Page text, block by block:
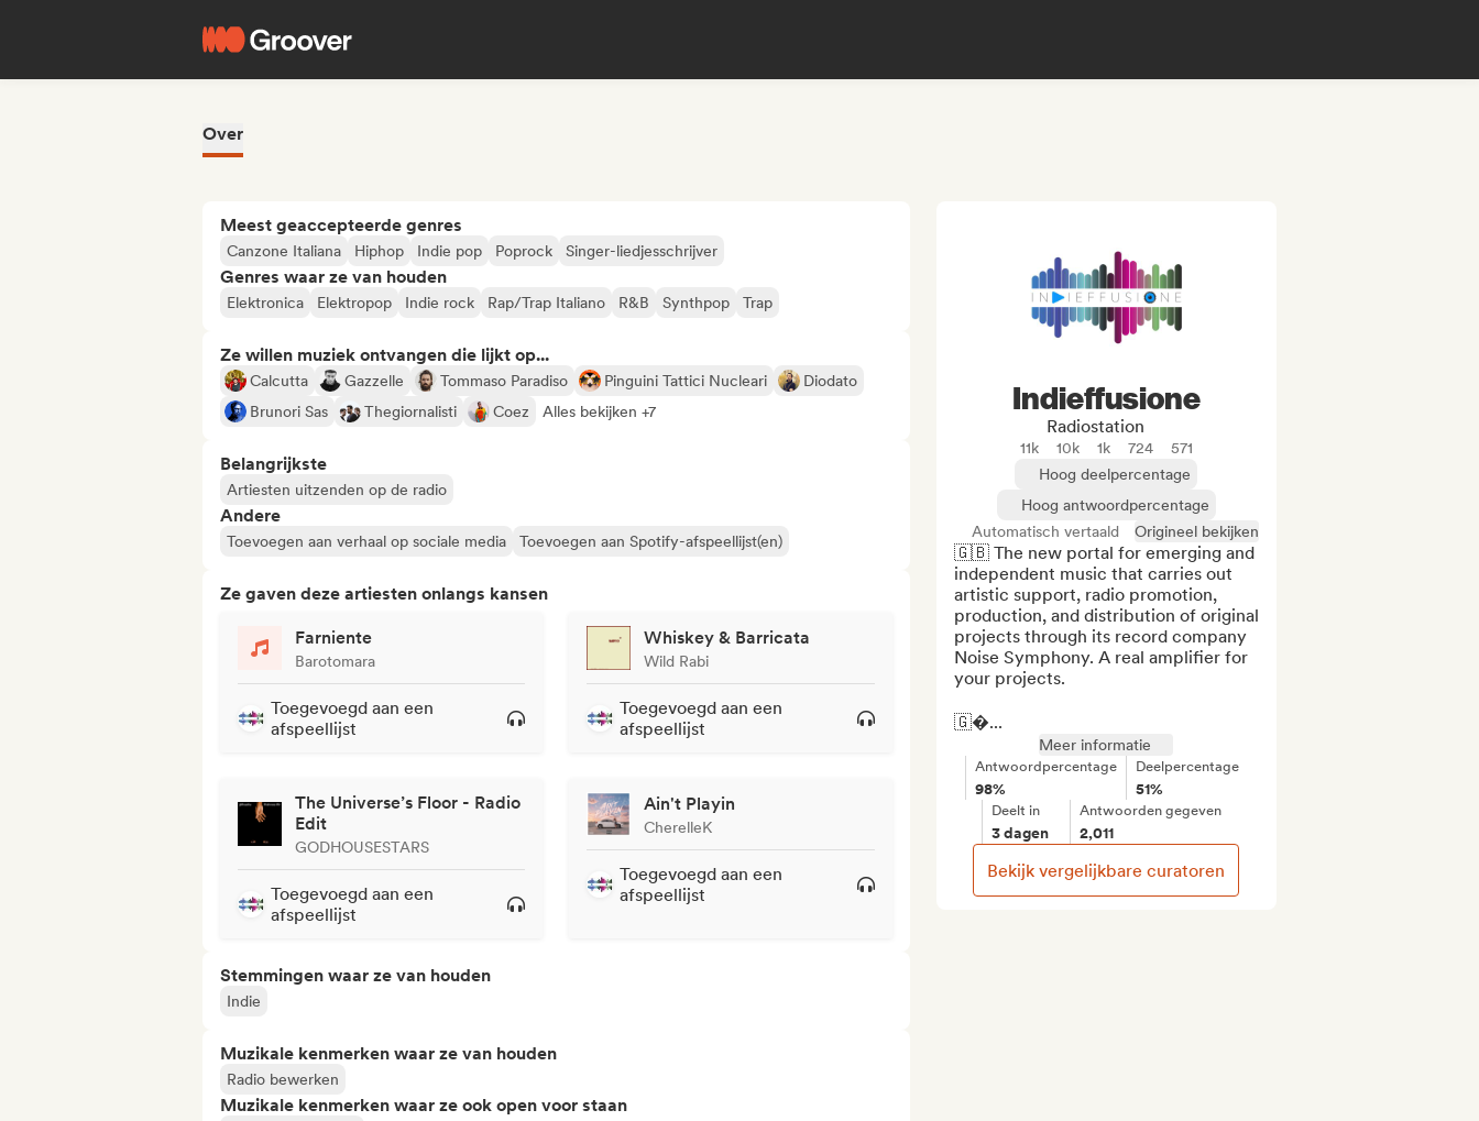
Over
Meest geaccepteerde genres
Canzone Italiana Hiphop Indie pop Poprock Singer-liedjesschrijver
Genres waar ze van houden
Elektronica Elektropop Indie rock Rap/Trap Italiano R&B Synthpop Trap
Ze willen muziek ontvangen die lijkt op...
Calcutta Gazzelle Tommaso Paradiso Pinguini Tattici Nucleari
Diodato
Brunori Sas
Thegiornalisti Coez Alles bekijken +7
Belangrijkste
Artiesten uitzenden op de radio
Andere
Toevoegen aan verhaal op sociale media Toevoegen aan Spotify-afspeellijst(en)
Ze gaven deze artiesten onlangs kansen
Farniente
Barotomara
Toegevoegd aan een
afspeellijst
Whiskey & Barricata
Wild Rabi
Toegevoegd aan een
afspeellijst
The Universe’s Floor - Radio
Edit
GODHOUSESTARS
Toegevoegd aan een
afspeellijst
Ain't Playin
CherelleK
Toegevoegd aan een
afspeellijst
Stemmingen waar ze van houden
Indie
Muzikale kenmerken waar ze van houden
Radio bewerken
Muzikale kenmerken waar ze ook open voor staan
Indieffusione
Radiostation
11k 10k 1k 724
571
Hoog deelpercentage
Hoog antwoordpercentage
Automatisch vertaald
Origineel bekijken
🇬🇧 The new portal for emerging and
independent music that carries out
artistic support, radio promotion,
production, and distribution of original
projects through its record company
Noise Symphony. A real amplifier for
your projects.
🇬�...
Meer informatie
Antwoordpercentage
98%
Deelpercentage
51%
Deelt in
3 dagen
Antwoorden gegeven
2,011
Bekijk vergelijkbare curatoren